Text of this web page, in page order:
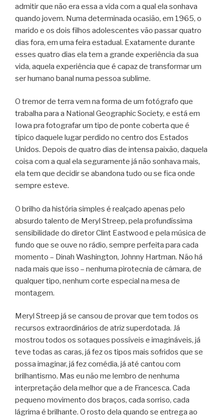
admitir que não era essa a vida com a qual ela sonhava
quando jovem. Numa determinada ocasião, em 1965, o
marido e os dois filhos adolescentes vão passar quatro
dias fora, em uma feira estadual. Exatamente durante
esses quatro dias ela tem a grande experiência da sua
vida, aquela experiência que é capaz de transformar um
ser humano banal numa pessoa sublime.
O tremor de terra vem na forma de um fotógrafo que
trabalha para a National Geographic Society, e está em
Iowa pra fotografar um tipo de ponte coberta que é
típico daquele lugar perdido no centro dos Estados
Unidos. Depois de quatro dias de intensa paixão, daquela
coisa com a qual ela seguramente já não sonhava mais,
ela tem que decidir se abandona tudo ou se fica onde
sempre esteve.
O brilho da história simples é realçado apenas pelo
absurdo talento de Meryl Streep, pela profundíssima
sensibilidade do diretor Clint Eastwood e pela música de
fundo que se ouve no rádio, sempre perfeita para cada
momento – Dinah Washington, Johnny Hartman. Não há
nada mais que isso – nenhuma pirotecnia de câmara, de
qualquer tipo, nenhum corte especial na mesa de
montagem.
Meryl Streep já se cansou de provar que tem todos os
recursos extraordinários de atriz superdotada. Já
mostrou todos os sotaques possíveis e imagináveis, já
teve todas as caras, já fez os tipos mais sofridos que se
possa imaginar, já fez comédia, já até cantou com
brilhantismo. Mas eu não me lembro de nenhuma
interpretação dela melhor que a de Francesca. Cada
pequeno movimento dos braços, cada sorriso, cada
lágrima é brilhante. O rosto dela quando se entrega ao